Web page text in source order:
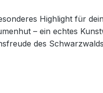
Highlight für
von Friedrich Hucke. Mit seinen
des
Projekte. Ob als